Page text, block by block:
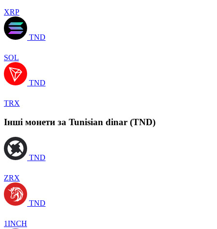
XRP
TND
SOL
TND
TRX
Інші монети за Tunisian dinar (TND)
TND
ZRX
TND
1INCH